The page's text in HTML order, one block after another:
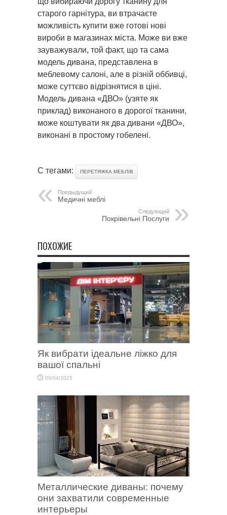
старого гарнітура, ви втрачаєте
можливість купити вже готові нові
вироби в магазинах міста. Може ви вже
зауважували, той факт, що та сама
модель дивана, представлена в
меблевому салоні, але в різній оббивці,
може суттєво відрізнятися в ціні.
Модель дивана «ДВО» (узяте як
приклад) виконаного в дорогої тканини,
може коштувати як два дивани «ДВО»,
виконані в простому гобелені.
С тегами: ПЕРЕТЯЖКА МЕБЛІВ
Предыдущий
Медичні меблі
Следующий
Покрівельні Послуги
ПОХОЖИЕ
Як вибрати ідеальне ліжко для
вашої спальні
09/04/2025
Металлические диваны: почему
они захватили современные
интерьеры